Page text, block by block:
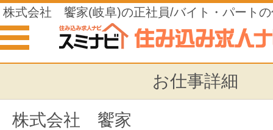
株式会社 饗家(岐阜)の正社員/バイト・パート
お仕事詳細
株式会社 饗家